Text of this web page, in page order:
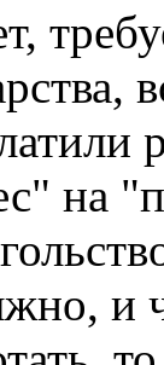
на
и